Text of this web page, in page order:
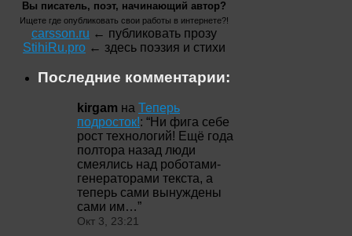
Вы писатель, поэт, начинающий автор?
Ищете где опубликовать свои работы в интернете?!
carsson.ru ← публиковать прозу
StihiRu.pro ← здесь поэзия и стихи
Последние комментарии:
kirgam на Теперь
подросток!: “Ни фига себе
рост технологий! Ещё года
полтора назад люди
смеялись над роботами-
генераторами текста, а
теперь сами вынуждены
сами им…”
Окт 3, 23:21